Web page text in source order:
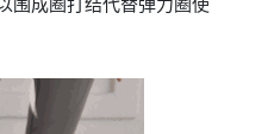
围成圈打结代替弹力圈使